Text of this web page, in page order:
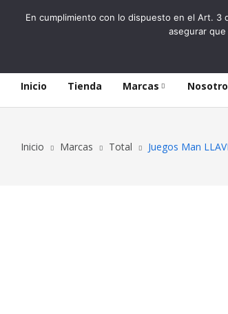
Inicio Tienda Marcas
Inicio Marcas Total Juegos Man
En cumplimiento con lo dispuesto en el Art. 3
asegurar